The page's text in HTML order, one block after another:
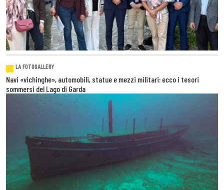
LA FOTOGALLERY
Navi «vichinghe», automobili, statue e mezzi militari: ecco i tesori
sommersi del Lago di Garda